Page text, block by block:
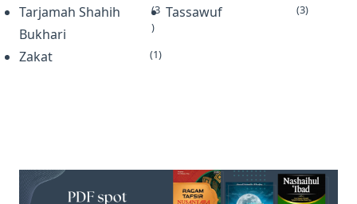
Tarjamah Shahih
Bukhari
(3
)
Tassawuf (3)
Zakat (1)